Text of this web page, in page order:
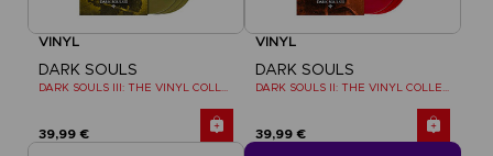
VINYL
DARK SOULS
39,99 €
VINYL
DARK SOULS
39,99 €